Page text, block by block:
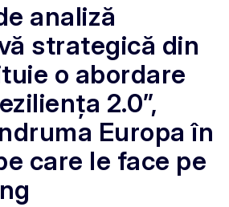
analiză
strategică din
o abordare
2.0”,
Europa în
care le face pe